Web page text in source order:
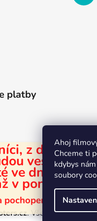
Ahoj
Chceme ti
kdybys
soubory
z důvodu
veškeré
ve dnech 31.
v pondělí 10.
platby
. Všechna práva